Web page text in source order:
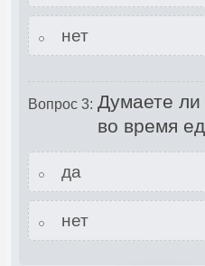
нет
Вопрос 3: Думаете
во время
да
нет